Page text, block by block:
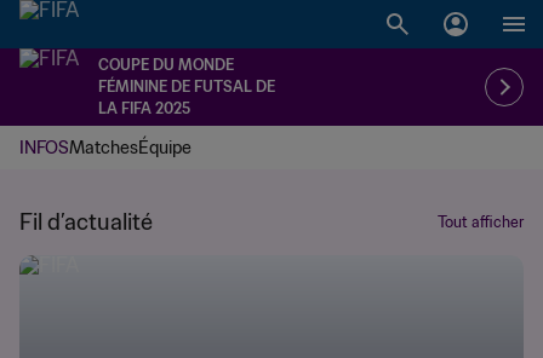
COUPE DU MONDE
FÉMININE DE FUTSAL DE
LA FIFA 2025
INFOSMatchesÉquipe
Fil d’actualité Tout afficher